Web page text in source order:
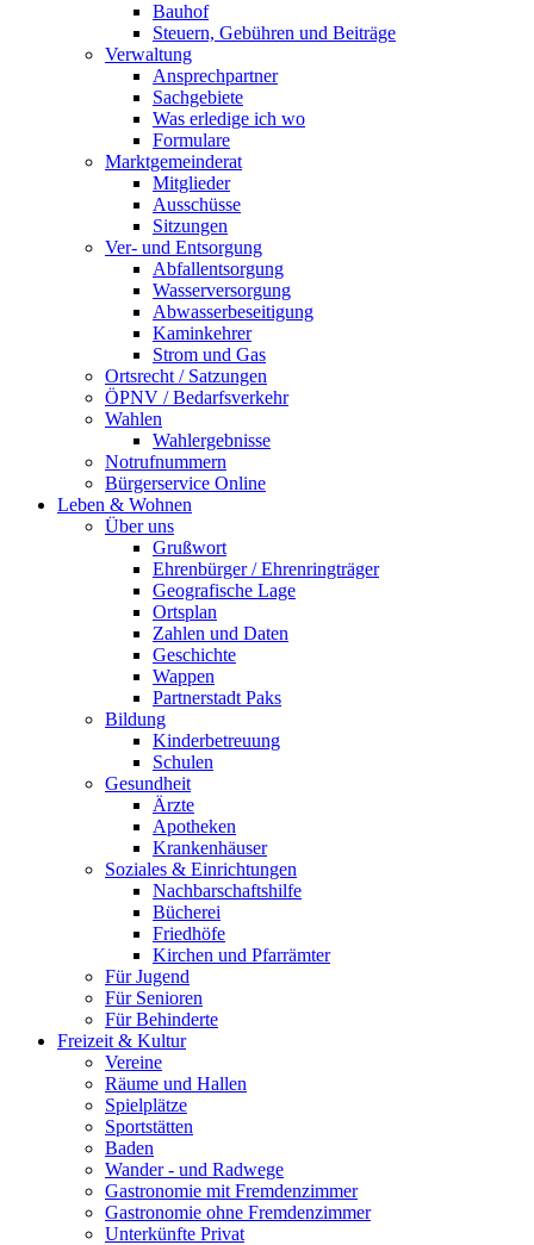
Bauhof
Steuern, Gebühren und Beiträge
Verwaltung
Ansprechpartner
Sachgebiete
Was erledige ich wo
Formulare
Marktgemeinderat
Mitglieder
Ausschüsse
Sitzungen
Ver- und Entsorgung
Abfallentsorgung
Wasserversorgung
Abwasserbeseitigung
Kaminkehrer
Strom und Gas
Ortsrecht / Satzungen
ÖPNV / Bedarfsverkehr
Wahlen
Wahlergebnisse
Notrufnummern
Bürgerservice Online
Leben & Wohnen
Über uns
Grußwort
Ehrenbürger / Ehrenringträger
Geografische Lage
Ortsplan
Zahlen und Daten
Geschichte
Wappen
Partnerstadt Paks
Bildung
Kinderbetreuung
Schulen
Gesundheit
Ärzte
Apotheken
Krankenhäuser
Soziales & Einrichtungen
Nachbarschaftshilfe
Bücherei
Friedhöfe
Kirchen und Pfarrämter
Für Jugend
Für Senioren
Für Behinderte
Freizeit & Kultur
Vereine
Räume und Hallen
Spielplätze
Sportstätten
Baden
Wander - und Radwege
Gastronomie mit Fremdenzimmer
Gastronomie ohne Fremdenzimmer
Unterkünfte Privat